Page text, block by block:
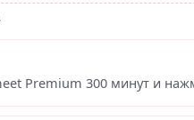
Premium 300 минут и